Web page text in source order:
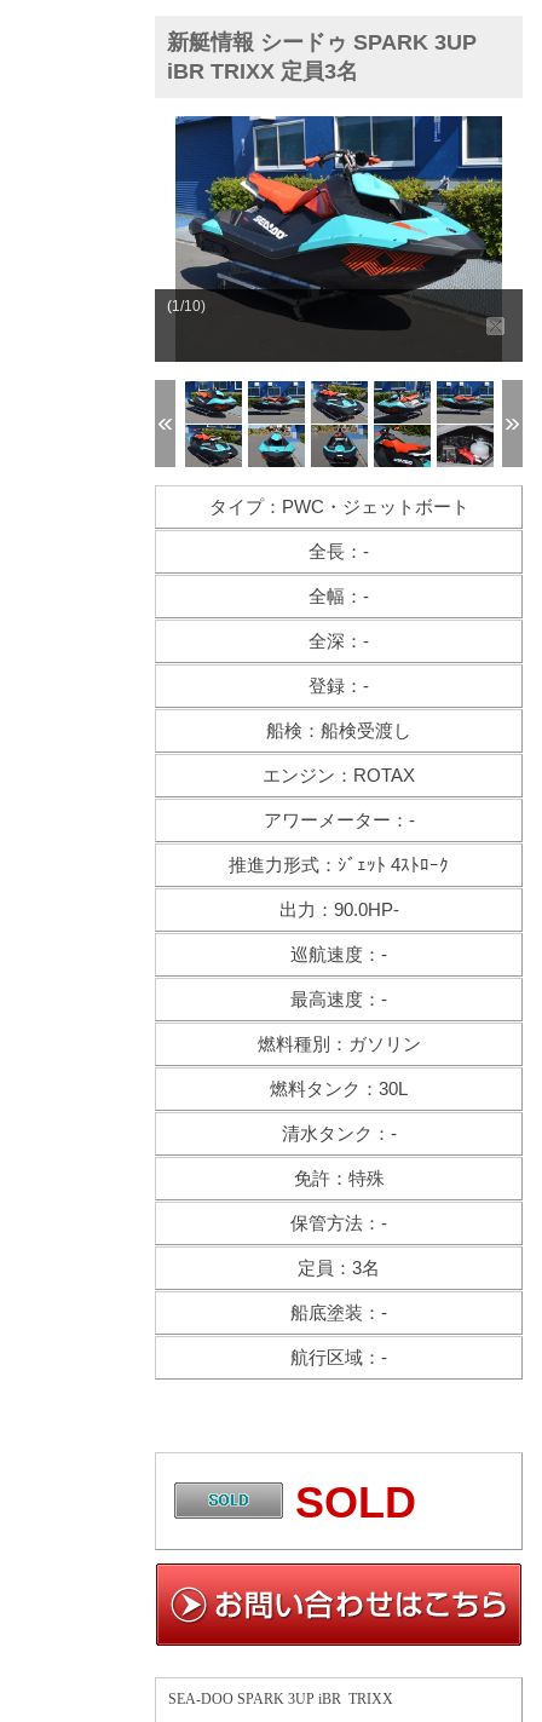
新艇情報 シードゥ SPARK 3UP
iBR TRIXX 定員3名
(1/10)
タイプ：PWC・ジェットボート
全長：-
全幅：-
全深：-
登録：-
船検：船検受渡し
エンジン：ROTAX
アワーメーター：-
推進力形式：ｼﾞｪｯﾄ 4ｽﾄﾛｰｸ
出力：90.0HP-
巡航速度：-
最高速度：-
燃料種別：ガソリン
燃料タンク：30L
清水タンク：-
免許：特殊
保管方法：-
定員：3名
船底塗装：-
航行区域：-
SOLD
SEA-DOO SPARK 3UP iBR TRIXX